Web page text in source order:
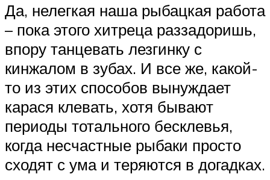
Да, нелегкая наша рыбацкая работа
– пока этого хитреца раззадоришь,
впору танцевать лезгинку с
кинжалом в зубах. И все же, какой-
то из этих способов вынуждает
карася клевать, хотя бывают
периоды тотального бесклевья,
когда несчастные рыбаки просто
сходят с ума и теряются в догадках.